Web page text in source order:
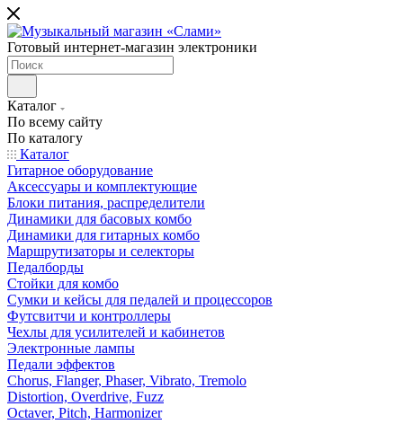
Готовый интернет-магазин электроники
Каталог
По всему сайту
По каталогу
Каталог
Гитарное оборудование
Аксессуары и комплектующие
Блоки питания, распределители
Динамики для басовых комбо
Динамики для гитарных комбо
Маршрутизаторы и селекторы
Педалборды
Стойки для комбо
Сумки и кейсы для педалей и процессоров
Футсвитчи и контроллеры
Чехлы для усилителей и кабинетов
Электронные лампы
Педали эффектов
Chorus, Flanger, Phaser, Vibrato, Tremolo
Distortion, Overdrive, Fuzz
Octaver, Pitch, Harmonizer